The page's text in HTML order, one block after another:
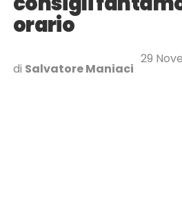
orario
di Salvatore Maniaci
29